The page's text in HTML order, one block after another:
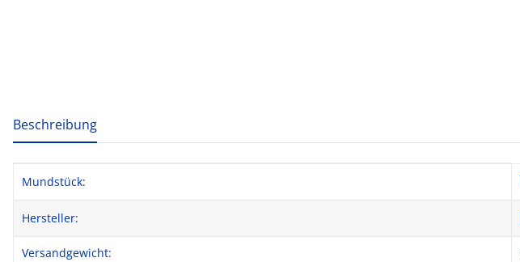
weitere Registerkarten anzeigen
Beschreibung
Produkteigenschaft
Wert
Mundstück:
Hersteller:
Versandgewicht: